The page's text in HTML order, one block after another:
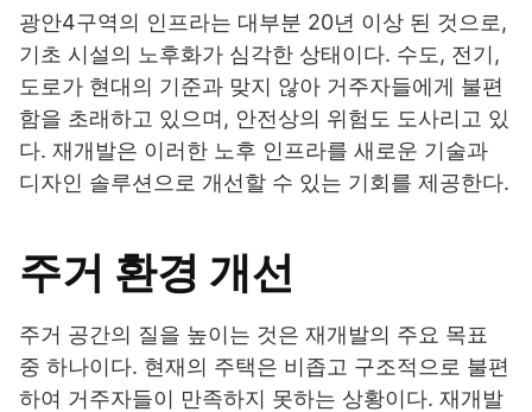
광안4구역의 인프라는 대부분 20년 이상 된 것으로,
기초 시설의 노후화가 심각한 상태이다. 수도, 전기,
도로가 현대의 기준과 맞지 않아 거주자들에게 불편
함을 초래하고 있으며, 안전상의 위험도 도사리고 있
다. 재개발은 이러한 노후 인프라를 새로운 기술과
디자인 솔루션으로 개선할 수 있는 기회를 제공한다.
주거 환경 개선
주거 공간의 질을 높이는 것은 재개발의 주요 목표
중 하나이다. 현재의 주택은 비좁고 구조적으로 불편
하여 거주자들이 만족하지 못하는 상황이다. 재개발